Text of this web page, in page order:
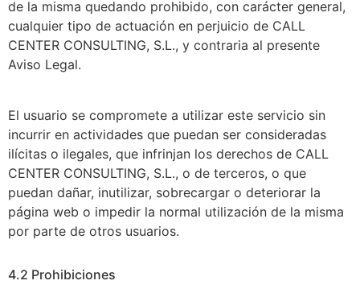
de la misma quedando prohibido, con carácter general,
cualquier tipo de actuación en perjuicio de CALL
CENTER CONSULTING, S.L., y contraria al presente
Aviso Legal.
El usuario se compromete a utilizar este servicio sin
incurrir en actividades que puedan ser consideradas
ilícitas o ilegales, que infrinjan los derechos de CALL
CENTER CONSULTING, S.L., o de terceros, o que
puedan dañar, inutilizar, sobrecargar o deteriorar la
página web o impedir la normal utilización de la misma
por parte de otros usuarios.
4.2 Prohibiciones